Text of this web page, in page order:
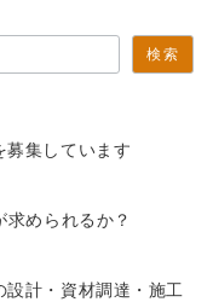
検索
募集しています
められるか？
計・資材調達・施工